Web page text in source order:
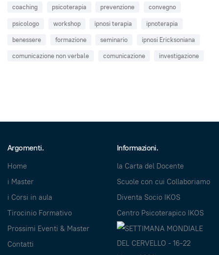
coaching
psicoterapia prevenzione
convegno
psicologo
workshop ipnosi terapia
ipnoterapia
benessere
formazione seminario
ipnosi Ericksoniana
comunicazione non verbale
comunicazione investigazione
Argomenti.
Home
i Master
i Corsi in aula
Tirocinio Formativo
Prossimi Eventi & Master
Contatti
Informazioni.
la Carta del Docente
Scuole con cui Collaboriamo
Diventa Socio IKOS
Centro Psicoterapico IKOS